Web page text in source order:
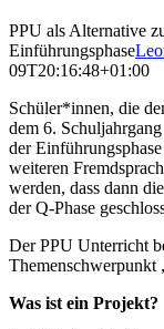
PPU als Alternative
Einführungsphase
09T20:16:48+01:00
Schüler*innen, die
dem 6.
der
weiteren
werden, dass dann
der Q-Phase
Der PPU Unterricht
Themenschwerpunkt
Was ist ein Projekt?